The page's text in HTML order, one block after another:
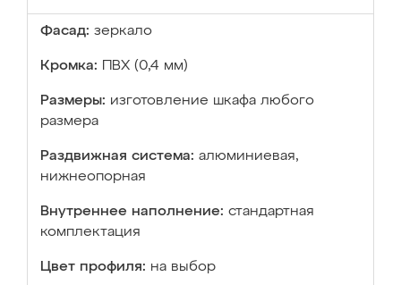
Фасад: зеркало
Кромка: ПВХ (0,4 мм)
Размеры: изготовление шкафа любого
размера
Раздвижная система: алюминиевая,
нижнеопорная
Внутреннее наполнение: стандартная
комплектация
Цвет профиля: на выбор